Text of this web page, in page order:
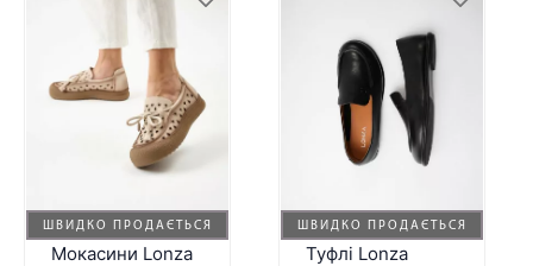
ШВИДКО ПРОДАЄТЬСЯ
Мокасини Lonza
ШВИДКО ПРОДАЄТЬСЯ
Туфлі Lonza